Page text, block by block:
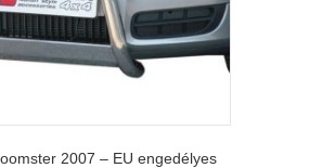
2007 – EU engedélyes